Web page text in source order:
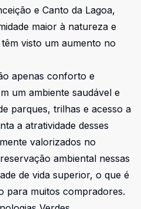
e Canto da Lagoa,
maior à natureza e
visto um aumento no
apenas conforto e
um ambiente saudável e
parques, trilhas e acesso a
a atratividade desses
valorizados no
ambiental nessas
de vida superior, o que é
para muitos compradores.